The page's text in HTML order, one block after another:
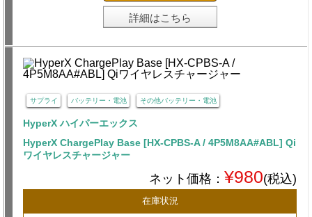
詳細はこちら
サプライ バッテリー・電池 その他バッテリー・電池
HyperX ハイパーエックス
HyperX ChargePlay Base [HX-CPBS-A / 4P5M8AA#ABL] Qi
ワイヤレスチャージャー
ネット価格： ¥980(税込)
在庫状況